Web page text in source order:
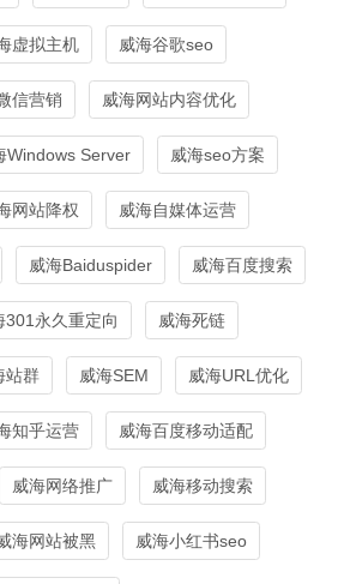
虚拟主机 威海谷歌seo
信营销 威海网站内容优化
Windows Server 威海seo方案
网站降权 威海自媒体运营
威海Baiduspider 威海百度搜索
301永久重定向 威海死链
站群 威海SEM 威海URL优化
知乎运营 威海百度移动适配
威海网络推广 威海移动搜索
海网站被黑 威海小红书seo